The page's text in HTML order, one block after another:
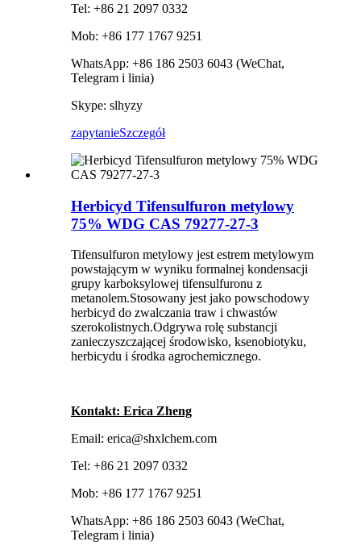
Tel: +86 21 2097 0332
Mob: +86 177 1767 9251
WhatsApp: +86 186 2503 6043 (WeChat,
Telegram i linia)
Skype: slhyzy
zapytanieSzczegół
Herbicyd Tifensulfuron metylowy
75% WDG CAS 79277-27-3
Tifensulfuron metylowy jest estrem metylowym
powstającym w wyniku formalnej kondensacji
grupy karboksylowej tifensulfuronu z
metanolem.Stosowany jest jako powschodowy
herbicyd do zwalczania traw i chwastów
szerokolistnych.Odgrywa rolę substancji
zanieczyszczającej środowisko, ksenobiotyku,
herbicydu i środka agrochemicznego.
Kontakt: Erica Zheng
Email: erica@shxlchem.com
Tel: +86 21 2097 0332
Mob: +86 177 1767 9251
WhatsApp: +86 186 2503 6043 (WeChat,
Telegram i linia)